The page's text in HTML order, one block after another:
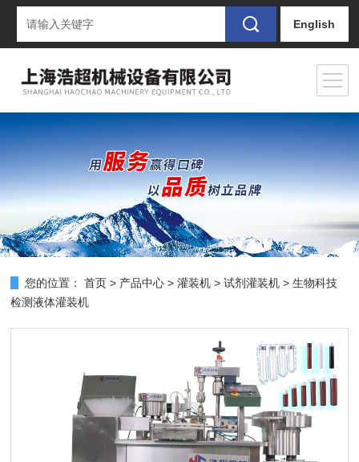
English
您的位置： 首页 > 产品中心 >灌装机 >试剂灌装机 > 生物科技
检测液体灌装机